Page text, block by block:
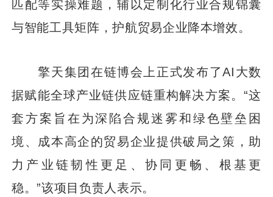
匹配等实操难题，辅以定制化行业合规锦囊
与智能工具矩阵，护航贸易企业降本增效。
擎天集团在链博会上正式发布了AI大数
据赋能全球产业链供应链重构解决方案。“这
套方案旨在为深陷合规迷雾和绿色壁垒困
境、成本高企的贸易企业提供破局之策，助
力产业链韧性更足、协同更畅、根基更
稳。”该项目负责人表示。